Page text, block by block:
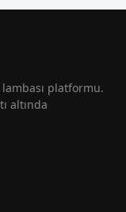
platformu.
altında